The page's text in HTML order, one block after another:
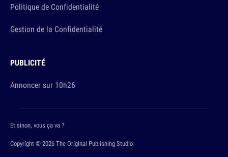
Politique de Confidentialité
Gestion de la Confidentialité
PUBLICITÉ
Annoncer sur 10h26
Copyright © 2026 The Original Publishing Studio
Et sinon, vous ça va ?